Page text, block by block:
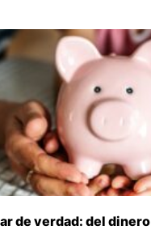
de verdad: del